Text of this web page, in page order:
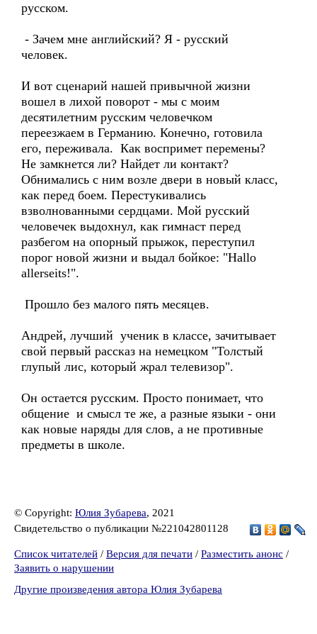
русском.
- Зачем мне английский? Я - русский
человек.
И вот сценарий нашей привычной жизни
вошел в лихой поворот - мы с моим
десятилетним русским человечком
переезжаем в Германию. Конечно, готовила
его, переживала. Как воспримет перемены?
Не замкнется ли? Найдет ли контакт?
Обнимались с ним возле двери в новый класс,
как перед боем. Перестукивались
взволнованными сердцами. Мой русский
человечек выдохнул, как гимнаст перед
разбегом на опорный прыжок, переступил
порог новой жизни и выдал бойкое: "Hallo
allerseits!".
Прошло без малого пять месяцев.
Андрей, лучший ученик в классе, зачитывает
свой первый рассказ на немецком "Толстый
глупый лис, который жрал телевизор".
Он остается русским. Просто понимает, что
общение и смысл те же, а разные языки - они
как новые наряды для слов, а не противные
предметы в школе.
© Copyright: Юлия Зубарева, 2021
Свидетельство о публикации №221042801128
Список читателей / Версия для печати / Разместить анонс /
Заявить о нарушении
Другие произведения автора Юлия Зубарева